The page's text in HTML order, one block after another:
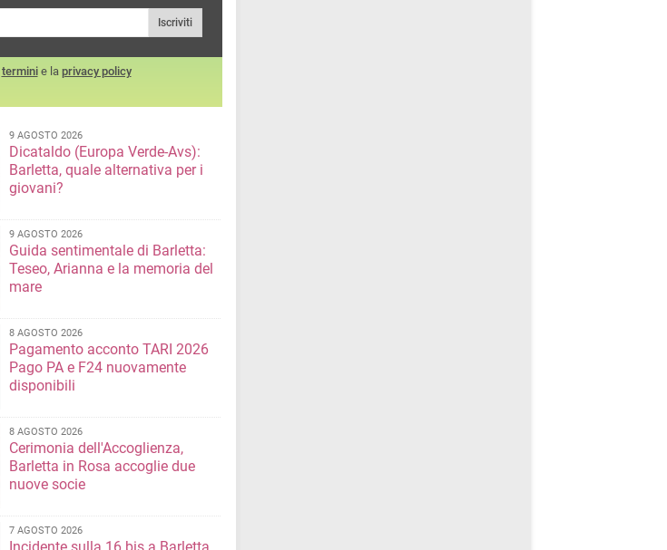
Iscriviti
terminie la privacy policy
9 AGOSTO 2026
Dicataldo (Europa Verde-Avs):
Barletta, quale alternativa per i
giovani?
9 AGOSTO 2026
Guida sentimentale di Barletta:
Teseo, Arianna e la memoria del
mare
8 AGOSTO 2026
Pagamento acconto TARI 2026
Pago PA e F24 nuovamente
disponibili
8 AGOSTO 2026
Cerimonia dell'Accoglienza,
Barletta in Rosa accoglie due
nuove socie
7 AGOSTO 2026